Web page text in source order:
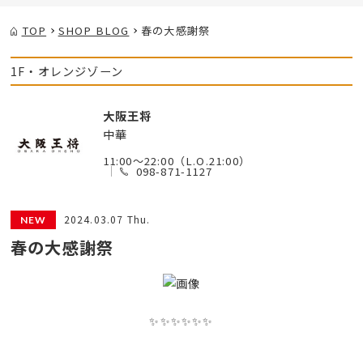
TOP SHOP BLOG 春の大感謝祭
1F・オレンジゾーン
大阪王将
中華
11:00～22:00（L.O.21:00）
098-871-1127
2024.03.07 Thu.
春の大感謝祭
✨✨✨✨✨✨